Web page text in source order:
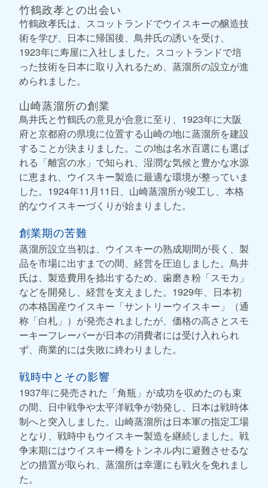
竹鶴政孝との出会い
竹鶴政孝氏は、スコットランドでウイスキーの醸造技
術を学び、日本に帰国後、鳥井氏の誘いを受け、
1923年に寿屋に入社しました。スコットランドで培
った技術を日本に取り入れるため、蒸溜所の設立が進
められました。
山崎蒸溜所の創業
鳥井氏と竹鶴氏の意見が合意に至り、1923年に大阪
府と京都府の県境に位置する山崎の地に蒸溜所を建設
することが決まりました。この地は名水百選にも選ば
れる「離宮の水」で知られ、湿潤な気候と豊かな水源
に恵まれ、ウイスキー製造に最適な環境が整っていま
した。1924年11月11日、山崎蒸溜所が竣工し、本格
的なウイスキーづくりが始まりました。
創業期の苦難
蒸溜所設立当初は、ウイスキーの熟成期間が長く、製
品を市場に出すまでの間、経営を圧迫しました。鳥井
氏は、製造費用を捻出するため、歯磨き粉「スモカ」
などを開発し、経営を支えました。1929年、日本初
の本格国産ウイスキー「サントリーウイスキー」（通
称「白札」）が発売されましたが、価格の高さとスモ
ーキーフレーバーが日本の消費者には受け入れられ
ず、商業的には失敗に終わりました。
戦時中とその影響
1937年に発売された「角瓶」が成功を収めたのも束
の間、日中戦争や太平洋戦争が勃発し、日本は戦時体
制へと突入しました。山崎蒸溜所は日本軍の指定工場
となり、戦時中もウイスキー製造を継続しました。戦
争末期にはウイスキー樽をトンネル内に避難させるな
どの措置が取られ、蒸溜所は幸運にも戦火を免れまし
た。